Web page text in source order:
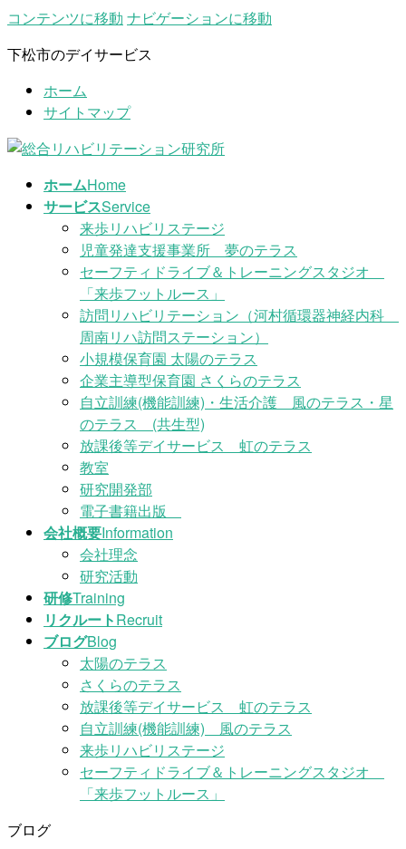
コンテンツに移動 ナビゲーションに移動
下松市のデイサービス
ホーム
サイトマップ
ホームHome
サービスService
来歩リハビリステージ
児童発達支援事業所 夢のテラス
セーフティドライブ＆トレーニングスタジオ
「来歩フットルース」
訪問リハビリテーション（河村循環器神経内科
周南リハ訪問ステーション）
小規模保育園 太陽のテラス
企業主導型保育園 さくらのテラス
自立訓練(機能訓練)・生活介護 風のテラス・星
のテラス (共生型)
放課後等デイサービス 虹のテラス
教室
研究開発部
電子書籍出版
会社概要Information
会社理念
研究活動
研修Training
リクルートRecruit
ブログBlog
太陽のテラス
さくらのテラス
放課後等デイサービス 虹のテラス
自立訓練(機能訓練) 風のテラス
来歩リハビリステージ
セーフティドライブ＆トレーニングスタジオ
「来歩フットルース」
ブログ